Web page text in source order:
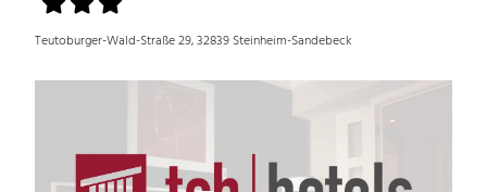
Teutoburger-Wald-Straße 29, 32839 Steinheim-Sandebeck